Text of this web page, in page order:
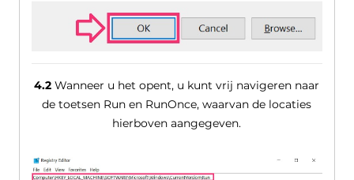
4.2 Wanneer u het opent, u kunt vrij navigeren naar
de toetsen Run en RunOnce, waarvan de locaties
hierboven aangegeven.